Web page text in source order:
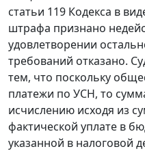
статьи 119 Кодекса в
штрафа признано
удовлетворении
требований отказано.
тем, что поскольку
платежи по УСН, то
исчислению исходя из
фактической уплате в
указанной в налоговой